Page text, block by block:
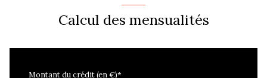
Calcul des mensualités
Montant du crédit (en €)*